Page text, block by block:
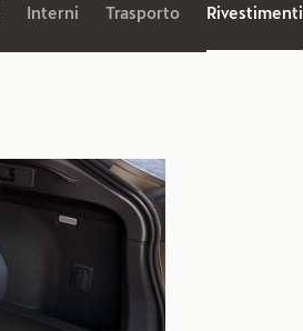
Interni Trasporto Rivestimenti